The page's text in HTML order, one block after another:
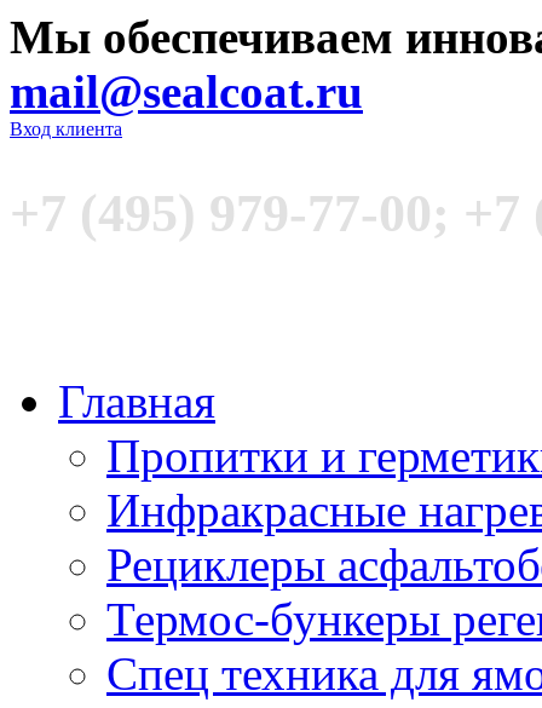
Мы обеспечиваем
mail@sealcoat.ru
Вход клиента
+7 (495) 979-77-00; +7
Главная
Пропитки и
Инфракрасные
Рециклеры
Термос-бункеры
Спец техника для